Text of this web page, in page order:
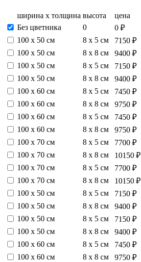
ширина х толщина высота
цена
Без цветника
0
0 ₽
100 х 50 см
8 х 5 см
7150 ₽
100 х 50 см
8 х 8 см
9400 ₽
100 х 50 см
8 х 5 см
7150 ₽
100 х 50 см
8 х 8 см
9400 ₽
100 х 60 см
8 х 5 см
7450 ₽
100 х 60 см
8 х 8 см
9750 ₽
100 х 60 см
8 х 5 см
7450 ₽
100 х 60 см
8 х 8 см
9750 ₽
100 х 70 см
8 х 5 см
7700 ₽
100 х 70 см
8 х 8 см
10150 ₽
100 х 70 см
8 х 5 см
7700 ₽
100 х 70 см
8 х 8 см
10150 ₽
100 х 50 см
8 х 5 см
7150 ₽
100 х 50 см
8 х 8 см
9400 ₽
100 х 50 см
8 х 5 см
7150 ₽
100 х 50 см
8 х 8 см
9400 ₽
100 х 60 см
8 х 5 см
7450 ₽
100 х 60 см
8 х 8 см
9750 ₽